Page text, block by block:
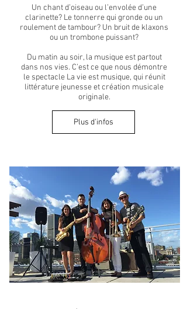
Un chant d’oiseau ou l’envolée d’une
clarinette? Le tonnerre qui gronde ou un
roulement de tambour? Un bruit de klaxons
ou un trombone puissant?
Du matin au soir, la musique est partout
dans nos vies. C’est ce que nous démontre
le spectacle La vie est musique, qui réunit
littérature jeunesse et création musicale
originale.
Plus d'infos